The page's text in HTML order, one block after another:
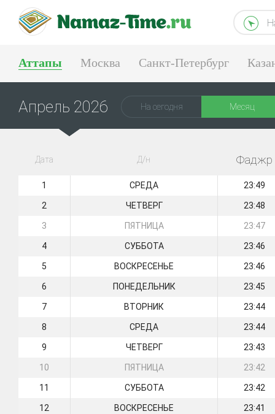
Аттапы Москва Санкт-Петербург
Апрель 2026 На сегодня Месяц
Дата Д/н Фаджр
1 СРЕДА 23:49
2 ЧЕТВЕРГ 23:48
3 ПЯТНИЦА 23:47
4 СУББОТА 23:46
5 ВОСКРЕСЕНЬЕ 23:46
6 ПОНЕДЕЛЬНИК 23:45
7 ВТОРНИК 23:44
8 СРЕДА 23:44
9 ЧЕТВЕРГ 23:43
10 ПЯТНИЦА 23:42
11 СУББОТА 23:42
12 ВОСКРЕСЕНЬЕ 23:41